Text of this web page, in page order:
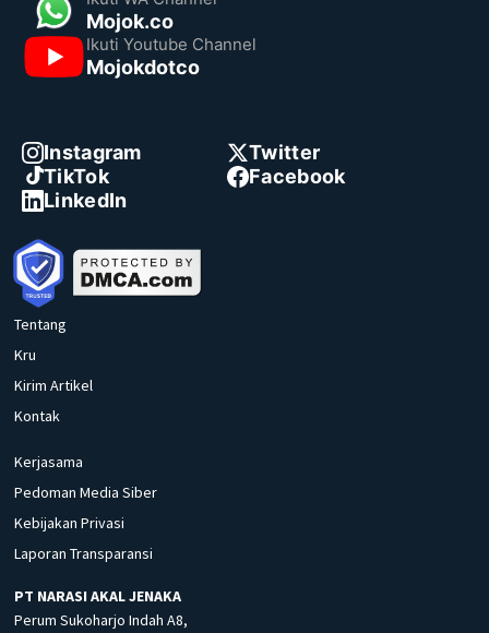
Mojok.co
Ikuti Youtube Channel
Mojokdotco
Instagram
Twitter
TikTok
Facebook
LinkedIn
Tentang
Kru
Kirim Artikel
Kontak
Kerjasama
Pedoman Media Siber
Kebijakan Privasi
Laporan Transparansi
PT NARASI AKAL JENAKA
Perum Sukoharjo Indah A8,